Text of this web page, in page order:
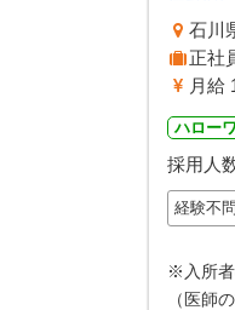
石川
正社
月給
ハロー
採用人
経験不問
※入所者
（医師